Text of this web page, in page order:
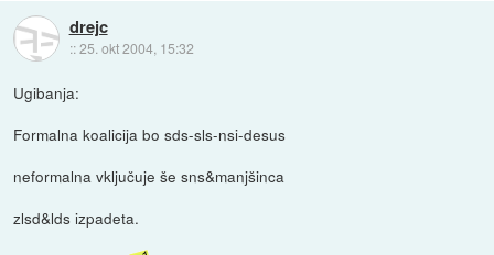
drejc
::25. okt 2004, 15:32
Ugibanja:
Formalna koalicija bo sds-sls-nsi-desus
neformalna vključuje še sns&manjšinca
zlsd&lds izpadeta.